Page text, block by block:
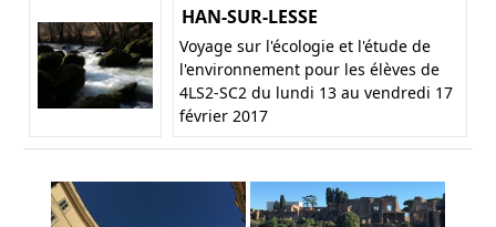
HAN-SUR-LESSE
Voyage sur l'écologie et l'étude de
l'environnement pour les élèves de
4LS2-SC2 du lundi 13 au vendredi 17
février 2017